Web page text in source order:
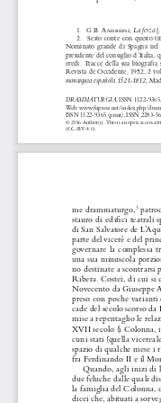
© 2016 Author(s). This is an open access
(CC-BY-4.0).
DRAMMATURGIA , ISSN 1122-
Web: www.fupress.net/index.php/
ISSN 1122-9365 (print), ISSN 2283-
1. G.B. Andreini La ferza
2.
Sesto conte con questo
Nominato  grande  di  Spagna  nel
presidente del consiglio d’Italia,
eredi.  Tracce  della  sua  biografia
Revista de Occidente, 1952, 2
monarquia española 1521-1812,
me drammaturgo, 3
stauro di edifici teatrali
di San Salvatore de
parte del viceré e del
governare  la  complessa
una sua minuscola
no destinate a scontrarsi
Ribera. Costei, di cui si
Novecento da Giuseppe
preso con poche
cade del secolo scorso
mise a repentaglio le
XVII secolo (i Colonna, i
cuni stati (quella
spazio di qualche mese i
fra Ferdinando II e il
Quando, agli inizi di
due feluche dalle quali
la famiglia del Colonna,
dicei che, abituati a